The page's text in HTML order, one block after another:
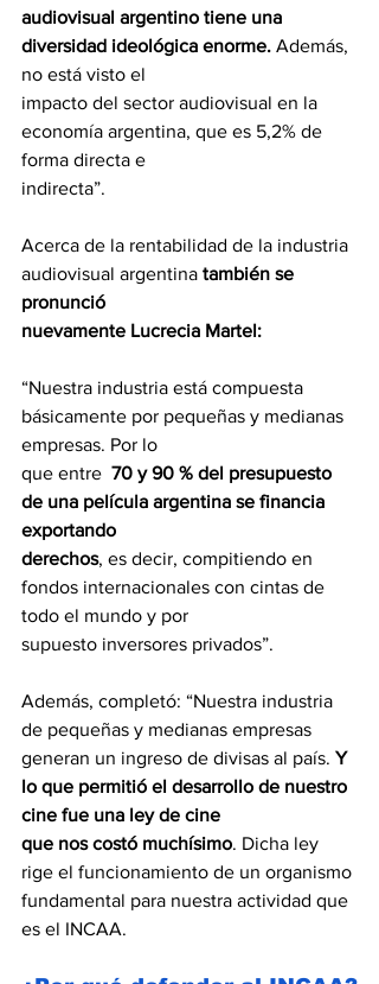
audiovisual argentino tiene una
diversidad ideológica enorme. Además,
no está visto el
impacto del sector audiovisual en la
economía argentina, que es 5,2% de
forma directa e
indirecta”.
Acerca de la rentabilidad de la industria
audiovisual argentina también se
pronunció
nuevamente Lucrecia Martel:
“Nuestra industria está compuesta
básicamente por pequeñas y medianas
empresas. Por lo
que entre 70 y 90 % del presupuesto
de una película argentina se financia
exportando
derechos, es decir, compitiendo en
fondos internacionales con cintas de
todo el mundo y por
supuesto inversores privados”.
Además, completó: “Nuestra industria
de pequeñas y medianas empresas
generan un ingreso de divisas al país. Y
lo que permitió el desarrollo de nuestro
cine fue una ley de cine
que nos costó muchísimo. Dicha ley
rige el funcionamiento de un organismo
fundamental para nuestra actividad que
es el INCAA.